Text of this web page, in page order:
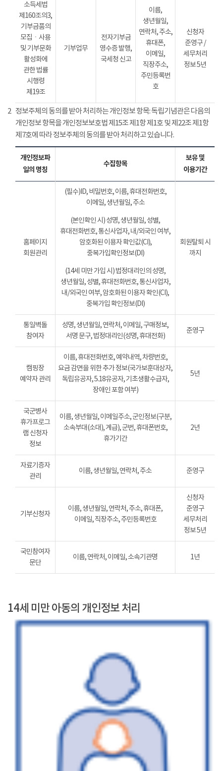
소득세법
제160조의3,
기부금품의
모집ㆍ사용
및 기부문화
활성화에
관한 법률
시행령
제19조
기부업무
전자기부금
영수증 발행,
국세청 신고
이름,
생년월일,
연락처, 주소,
휴대폰,
이메일,
직장주소,
주민등록번
호
신청자
준영구 /
세무처리
정보 5년
2 정보주체의 동의를 받아 처리하는 개인정보 항목: 독립기념관은 다음의
개인정보 항목을 개인정보보호법 제15조 제1항 제1호 및 제22조 제1항
제7호에 따라 정보주체의 동의를 받아 처리하고 있습니다.
개인정보파
일의 명칭
수집항목
보유 및
이용기간
홈페이지
회원관리
(필수)ID, 비밀번호, 이름, 휴대전화번호,
이메일, 생년월일, 주소
(본인확인 시) 성명, 생년월일, 성별,
휴대전화번호, 통신사업자, 내/외국인 여부,
암호화된 이용자 확인값(CI),
중복가입확인정보(DI)
(14세 미만 가입 시) 법정대리인의 성명,
생년월일, 성별, 휴대전화번호, 통신사업자,
내/외국인 여부, 암호화된 이용자 확인(CI),
중복가입 확인정보(DI)
회원탈퇴 시
까지
통일벽돌
참여자
성명, 생년월일, 연락처, 이메일, 구매정보,
서명 문구, 법정대리인(성명, 휴대전화)
준영구
캠핑장
예약자 관리
이름, 휴대전화번호, 예약내역, 차량번호,
요금 감면을 위한 추가 정보(국가보훈대상자,
독립유공자, 5.18유공자, 기초생활수급자,
장애인 포함 여부)
5년
국군병사
휴가프로그
램 신청자
정보
이름, 생년월일, 이메일주소, 군인정보(구분,
소속부대(소대), 계급), 군번, 휴대폰번호,
휴가기간
2년
자료기증자
관리
이름, 생년월일, 연락처, 주소 준영구
기부신청자
이름, 생년월일, 연락처, 주소, 휴대폰,
이메일, 직장주소, 주민등록번호
신청자
준영구
세무처리
정보 5년
국민참여자
문단
이름, 연락처, 이메일, 소속기관명 1년
14세 미만 아동의 개인정보 처리